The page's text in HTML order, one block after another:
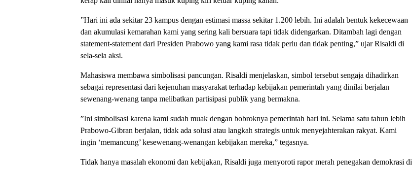
​”Hari ini ada sekitar 23 kampus dengan estimasi massa sekitar 1.200 lebih. Ini adalah bentuk kekecewaan
dan akumulasi kemarahan kami yang sering kali bersuara tapi tidak didengarkan. Ditambah lagi dengan
statement-statement dari Presiden Prabowo yang kami rasa tidak perlu dan tidak penting,” ujar Risaldi di
sela-sela aksi.
​Mahasiswa membawa simbolisasi pancungan. Risaldi menjelaskan, simbol tersebut sengaja dihadirkan
sebagai representasi dari kejenuhan masyarakat terhadap kebijakan pemerintah yang dinilai berjalan
sewenang-wenang tanpa melibatkan partisipasi publik yang bermakna.
​”Ini simbolisasi karena kami sudah muak dengan bobroknya pemerintah hari ini. Selama satu tahun lebih
Prabowo-Gibran berjalan, tidak ada solusi atau langkah strategis untuk menyejahterakan rakyat. Kami
ingin ‘memancung’ kesewenang-wenangan kebijakan mereka,” tegasnya.
​Tidak hanya masalah ekonomi dan kebijakan, Risaldi juga menyoroti rapor merah penegakan demokrasi di